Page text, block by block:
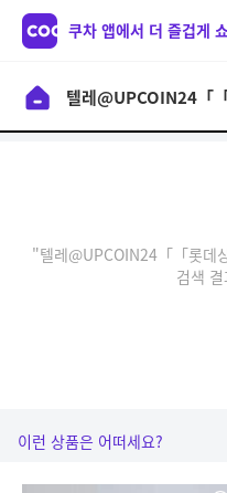
쿠차 앱에서 더 즐겁게
"텔레@UPCOIN24「「롯데
검색
이런 상품은 어떠세요?